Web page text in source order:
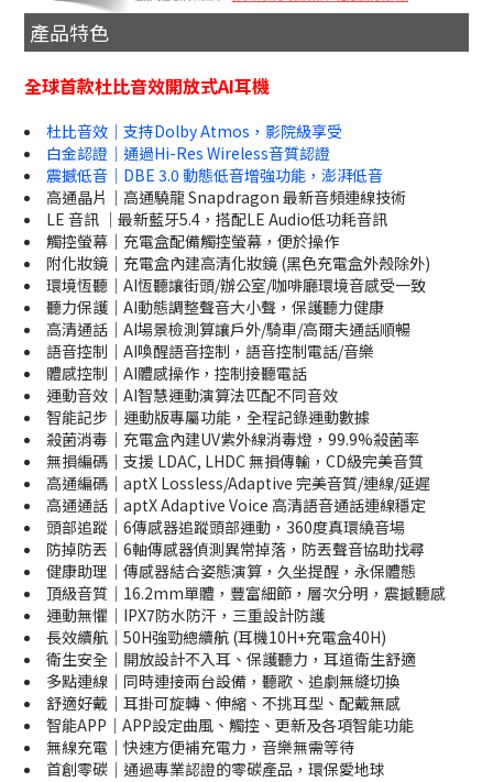
產品特色
全球首款杜比音效開放式AI耳機
杜比音效｜支持Dolby Atmos，影院級享受
白金認證｜通過Hi-Res Wireless音質認證
震撼低音｜DBE 3.0 動態低音增強功能，澎湃低音
高通晶片｜高通驍龍 Snapdragon 最新音頻連線技術
LE 音訊 ｜最新藍牙5.4，搭配LE Audio低功耗音訊
觸控螢幕｜充電盒配備觸控螢幕，便於操作
附化妝鏡｜充電盒內建高清化妝鏡 (黑色充電盒外殼除外)
環境恆聽｜AI恆聽讓街頭/辦公室/咖啡廳環境音感受一致
聽力保護｜AI動態調整聲音大小聲，保護聽力健康
高清通話｜AI場景檢測算讓戶外/騎車/高爾夫通話順暢
語音控制｜AI喚醒語音控制，語音控制電話/音樂
體感控制｜AI體感操作，控制接聽電話
運動音效｜AI智慧運動演算法匹配不同音效
智能記步｜運動版專屬功能，全程記錄運動數據
殺菌消毒｜充電盒內建UV紫外線消毒燈，99.9%殺菌率
無損編碼｜支援 LDAC, LHDC 無損傳輸，CD級完美音質
高通編碼｜aptX Lossless/Adaptive 完美音質/連線/延遲
高通通話｜aptX Adaptive Voice 高清語音通話連線穩定
頭部追蹤｜6傳感器追蹤頭部運動，360度真環繞音場
防掉防丟｜6軸傳感器偵測異常掉落，防丟聲音協助找尋
健康助理｜傳感器結合姿態演算，久坐提醒，永保體態
頂級音質｜16.2mm單體，豐富細節，層次分明，震撼聽感
運動無懼｜IPX7防水防汗，三重設計防護
長效續航｜50H強勁總續航 (耳機10H+充電盒40H)
衛生安全｜開放設計不入耳、保護聽力，耳道衛生舒適
多點連線｜同時連接兩台設備，聽歌、追劇無縫切換
舒適好戴｜耳掛可旋轉、伸縮、不挑耳型、配戴無感
智能APP｜APP設定曲風、觸控、更新及各項智能功能
無線充電｜快速方便補充電力，音樂無需等待
首創零碳｜通過專業認證的零碳產品，環保愛地球